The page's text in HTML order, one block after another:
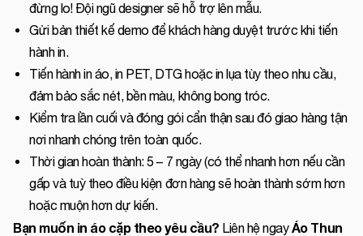
đừng lo! Đội ngũ designer sẽ hỗ trợ lên mẫu.
Gửi bản thiết kế demo để khách hàng duyệt trước khi tiến
hành in.
Tiến hành in áo, in PET, DTG hoặc in lụa tùy theo nhu cầu,
đảm bảo sắc nét, bền màu, không bong tróc.
Kiểm tra lần cuối và đóng gói cẩn thận sau đó giao hàng tận
nơi nhanh chóng trên toàn quốc.
Thời gian hoàn thành: 5 – 7 ngày (có thể nhanh hơn nếu cần
gấp và tuỳ theo điều kiện đơn hàng sẽ hoàn thành sớm hơn
hoặc muộn hơn dự kiến.
Bạn muốn in áocặptheo yêu cầu? Liên hệ ngayÁo Thun